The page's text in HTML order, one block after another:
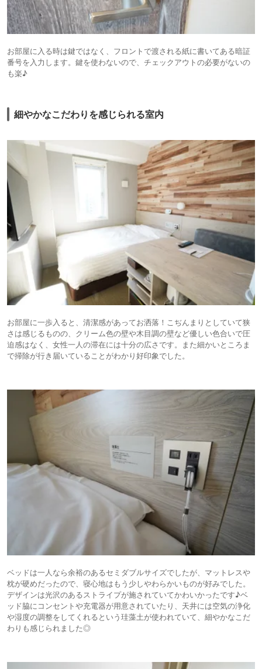
お部屋に入る時は鍵ではなく、フロントで渡される紙に書いてある暗証
番号を入力します。鍵を使わないので、チェックアウトの必要がないの
も楽♪
細やかなこだわりを感じられる室内
お部屋に一歩入ると、清潔感があってお洒落！こぢんまりとしていて狭
さは感じるものの、クリーム色の壁や木目調の壁など優しい色合いで圧
迫感はなく、女性一人の滞在には十分の広さです。また細かいところま
で掃除が行き届いていることがわかり好印象でした。
ベッドは一人なら余裕のあるセミダブルサイズでしたが、マットレスや
枕が硬めだったので、寝心地はもう少しやわらかいものが好みでした。
デザインは光沢のあるストライプが施されていてかわいかったです♪ベ
ッド脇にコンセントや充電器が用意されていたり、天井には空気の浄化
や湿度の調整をしてくれるという珪藻土が使われていて、細やかなこだ
わりも感じられました◎